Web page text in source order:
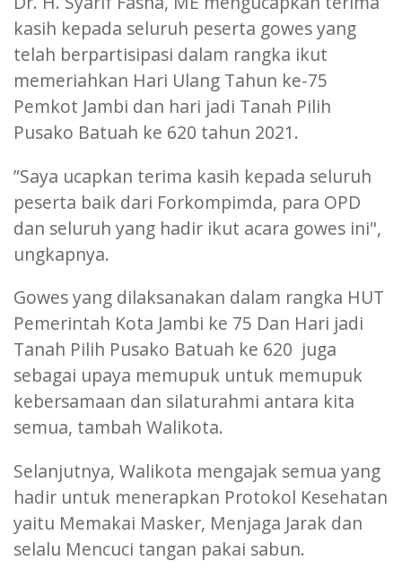
kasih kepada seluruh peserta gowes yang
telah berpartisipasi dalam rangka ikut
memeriahkan Hari Ulang Tahun ke-75
Pemkot Jambi dan hari jadi Tanah Pilih
Pusako Batuah ke 620 tahun 2021.
”Saya ucapkan terima kasih kepada seluruh
peserta baik dari Forkompimda, para OPD
dan seluruh yang hadir ikut acara gowes ini",
ungkapnya.
Gowes yang dilaksanakan dalam rangka HUT
Pemerintah Kota Jambi ke 75 Dan Hari jadi
Tanah Pilih Pusako Batuah ke 620 juga
sebagai upaya memupuk untuk memupuk
kebersamaan dan silaturahmi antara kita
semua, tambah Walikota.
Selanjutnya, Walikota mengajak semua yang
hadir untuk menerapkan Protokol Kesehatan
yaitu Memakai Masker, Menjaga Jarak dan
selalu Mencuci tangan pakai sabun.